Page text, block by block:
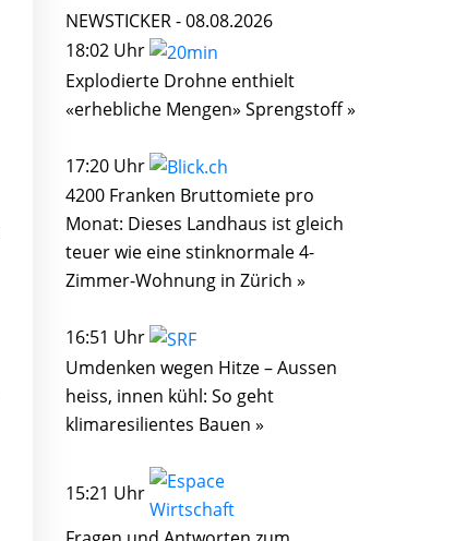
NEWSTICKER -08.08.2026
18:02 Uhr
Explodierte Drohne enthielt
«erhebliche Mengen» Sprengstoff »
17:20 Uhr
4200 Franken Bruttomiete pro
Monat: Dieses Landhaus ist gleich
teuer wie eine stinknormale 4-
Zimmer-Wohnung in Zürich »
16:51 Uhr
Umdenken wegen Hitze – Aussen
heiss, innen kühl: So geht
klimaresilientes Bauen »
15:21 Uhr